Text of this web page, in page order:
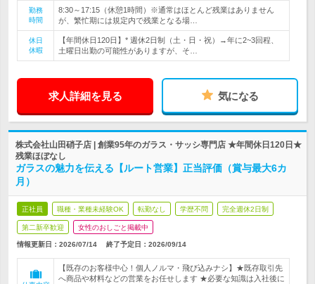
勤務
時間
8:30～17:15（休憩1時間）※通常はほとんど残業はありません
が、繁忙期には規定内で残業となる場…
休日
休暇
【年間休日120日】* 週休2日制（土・日・祝）→年に2~3回程、
土曜日出勤の可能性がありますが、そ…
求人詳細を見る 気になる
株式会社山田硝子店 | 創業95年のガラス・サッシ専門店 ★年間休日120日★
残業ほぼなし
ガラスの魅力を伝える【ルート営業】正当評価（賞与最大6カ
月）
正社員 職種・業種未経験OK 転勤なし 学歴不問 完全週休2日制
第二新卒歓迎 女性のおしごと掲載中
情報更新日：2026/07/14 終了予定日： 2026/09/14
【既存のお客様中心！個人ノルマ・飛び込みナシ】★既存取引先
へ商品や材料などの営業をお任せします ★必要な知識は入社後に